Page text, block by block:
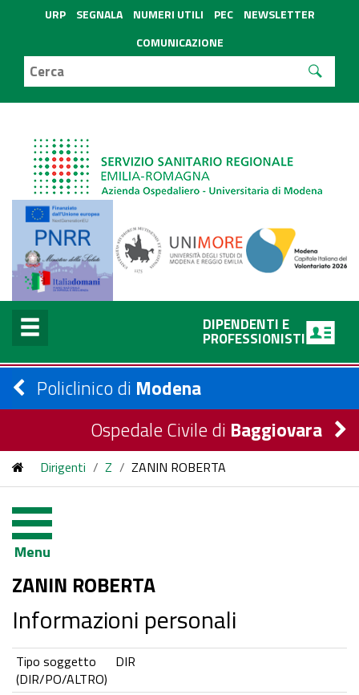
URP SEGNALA NUMERI UTILI PEC
NEWSLETTER
COMUNICAZIONE
DIPENDENTI E
PROFESSIONISTI
Policlinico di Modena
Ospedale Civile di Baggiovara
Dirigenti / Z / ZANIN ROBERTA
Menu
ZANIN ROBERTA
Informazioni personali
Tipo soggetto
(DIR/PO/ALTRO)
DIR